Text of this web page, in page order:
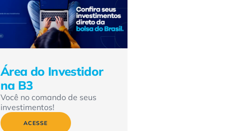
Área do Investidor
na B3
Você no comando de seus
investimentos!
ACESSE